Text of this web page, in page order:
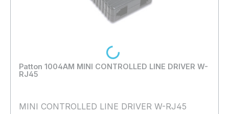
Patton 1004AM MINI CONTROLLED LINE DRIVER W-
RJ45
MINI CONTROLLED LINE DRIVER W-RJ45
Loading...